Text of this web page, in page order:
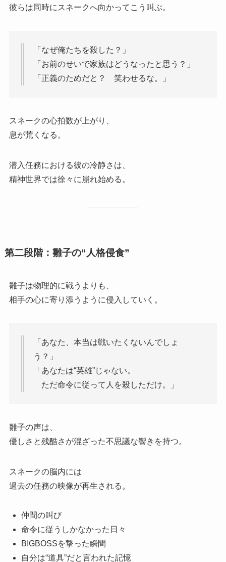
彼らは同時にスネークへ向かってこう叫ぶ。
「なぜ俺たちを殺した？」
「お前のせいで家族はどうなったと思う？」
「正義のためだと？ 笑わせるな。」
スネークの心拍数が上がり、
息が荒くなる。
潜入任務における彼の冷静さは、
精神世界では徐々に崩れ始める。
第二段階：雛子の“人格侵食”
雛子は物理的に戦うよりも、
相手の心に寄り添うように侵入していく。
「あなた、本当は戦いたくないんでしょ
う？」
「あなたは“英雄”じゃない。
ただ命令に従って人を殺しただけ。」
雛子の声は、
優しさと残酷さが混ざった不思議な響きを持つ。
スネークの脳内には
過去の任務の映像が再生される。
仲間の叫び
命令に従うしかなかった日々
BIGBOSSを撃った瞬間
自分は“道具”だと言われた記憶